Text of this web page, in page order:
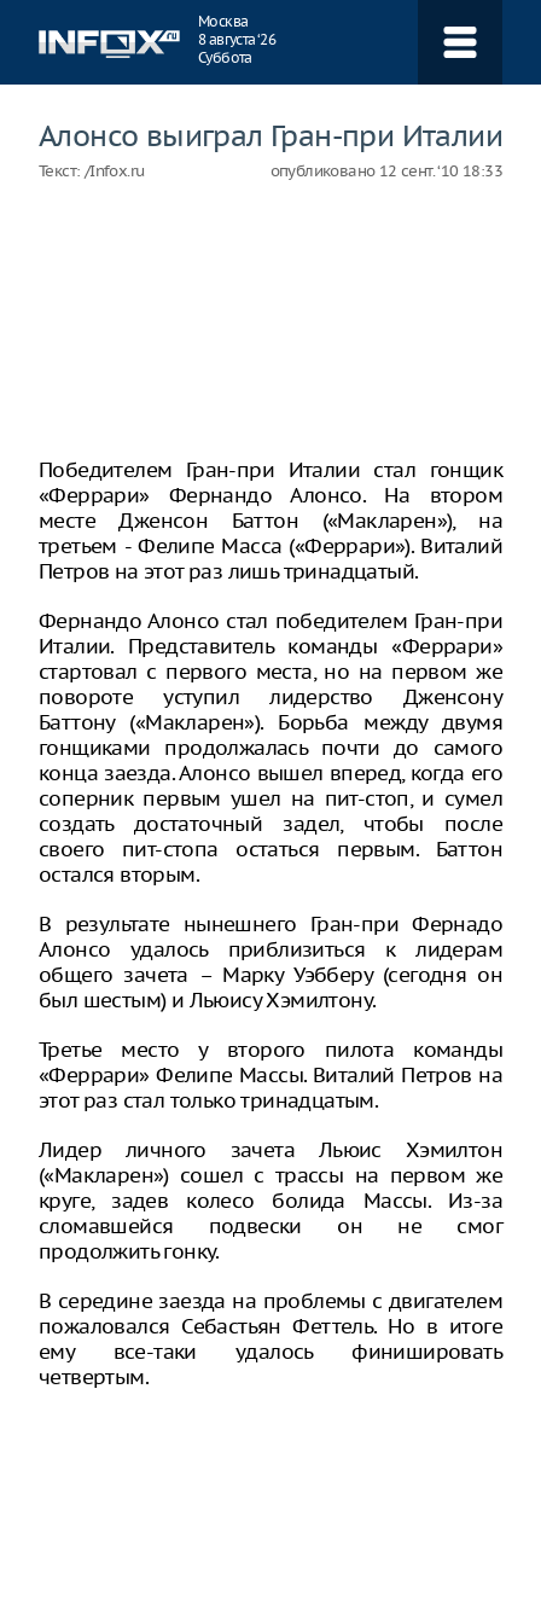
Москва
8 августа ‘26
Суббота
Алонсо выиграл Гран-при Италии
Текст: /Infox.ru опубликовано 12 сент. ‘10 18:33
Победителем Гран-при Италии стал гонщик
«Феррари» Фернандо Алонсо. На втором
месте Дженсон Баттон («Макларен»), на
третьем - Фелипе Масса («Феррари»). Виталий
Петров на этот раз лишь тринадцатый.
Фернандо Алонсо стал победителем Гран-при
Италии. Представитель команды «Феррари»
стартовал с первого места, но на первом же
повороте уступил лидерство Дженсону
Баттону («Макларен»). Борьба между двумя
гонщиками продолжалась почти до самого
конца заезда. Алонсо вышел вперед, когда его
соперник первым ушел на пит-стоп, и сумел
создать достаточный задел, чтобы после
своего пит-стопа остаться первым. Баттон
остался вторым.
В результате нынешнего Гран-при Фернадо
Алонсо удалось приблизиться к лидерам
общего зачета – Марку Уэбберу (сегодня он
был шестым) и Льюису Хэмилтону.
Третье место у второго пилота команды
«Феррари» Фелипе Массы. Виталий Петров на
этот раз стал только тринадцатым.
Лидер личного зачета Льюис Хэмилтон
(«Макларен») сошел с трассы на первом же
круге, задев колесо болида Массы. Из-за
сломавшейся подвески он не смог
продолжить гонку.
В середине заезда на проблемы с двигателем
пожаловался Себастьян Феттель. Но в итоге
ему все-таки удалось финишировать
четвертым.